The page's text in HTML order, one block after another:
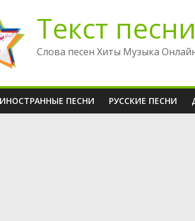
Текст
Слова песен Хиты Музыка
ИНОСТРАННЫЕ ПЕСНИ РУССКИЕ ПЕСНИ